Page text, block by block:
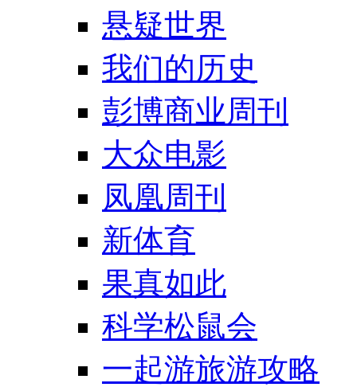
悬疑世界
我们的历史
彭博商业周刊
大众电影
凤凰周刊
新体育
果真如此
科学松鼠会
一起游旅游攻略